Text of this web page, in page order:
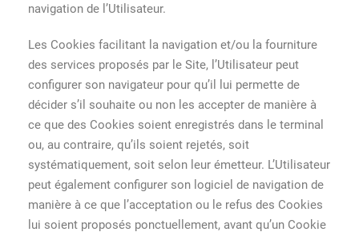
navigation de l’Utilisateur.
Les Cookies facilitant la navigation et/ou la fourniture
des services proposés par le Site, l’Utilisateur peut
configurer son navigateur pour qu’il lui permette de
décider s’il souhaite ou non les accepter de manière à
ce que des Cookies soient enregistrés dans le terminal
ou, au contraire, qu’ils soient rejetés, soit
systématiquement, soit selon leur émetteur. L’Utilisateur
peut également configurer son logiciel de navigation de
manière à ce que l’acceptation ou le refus des Cookies
lui soient proposés ponctuellement, avant qu’un Cookie